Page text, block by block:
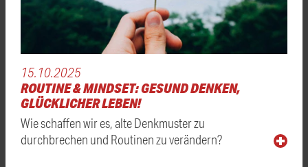
15.10.2025
ROUTINE & MINDSET: GESUND DENKEN,
GLÜCKLICHER LEBEN!
Wie schaffen wir es, alte Denkmuster zu
durchbrechen und Routinen zu verändern?